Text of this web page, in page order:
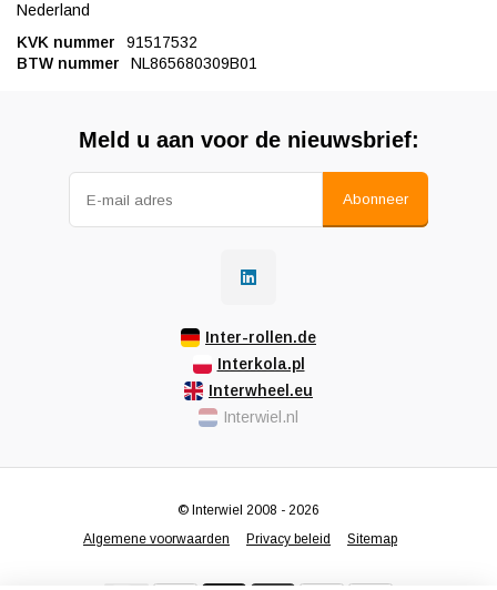
Nederland
KVK nummer
91517532
BTW nummer
NL865680309B01
Meld u aan voor de nieuwsbrief:
Abonneer
Inter-rollen.de
Interkola.pl
Interwheel.eu
Interwiel.nl
Algemene voorwaarden Privacy beleid Sitemap
© Interwiel 2008 - 2026